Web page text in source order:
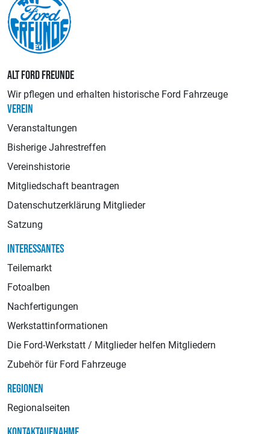
ALT FORD FREUNDE
Wir pflegen und erhalten historische Ford Fahrzeuge
VEREIN
Veranstaltungen
Bisherige Jahrestreffen
Vereinshistorie
Mitgliedschaft beantragen
Datenschutzerklärung Mitglieder
Satzung
INTERESSANTES
Teilemarkt
Fotoalben
Nachfertigungen
Werkstattinformationen
Die Ford-Werkstatt / Mitglieder helfen Mitgliedern
Zubehör für Ford Fahrzeuge
REGIONEN
Regionalseiten